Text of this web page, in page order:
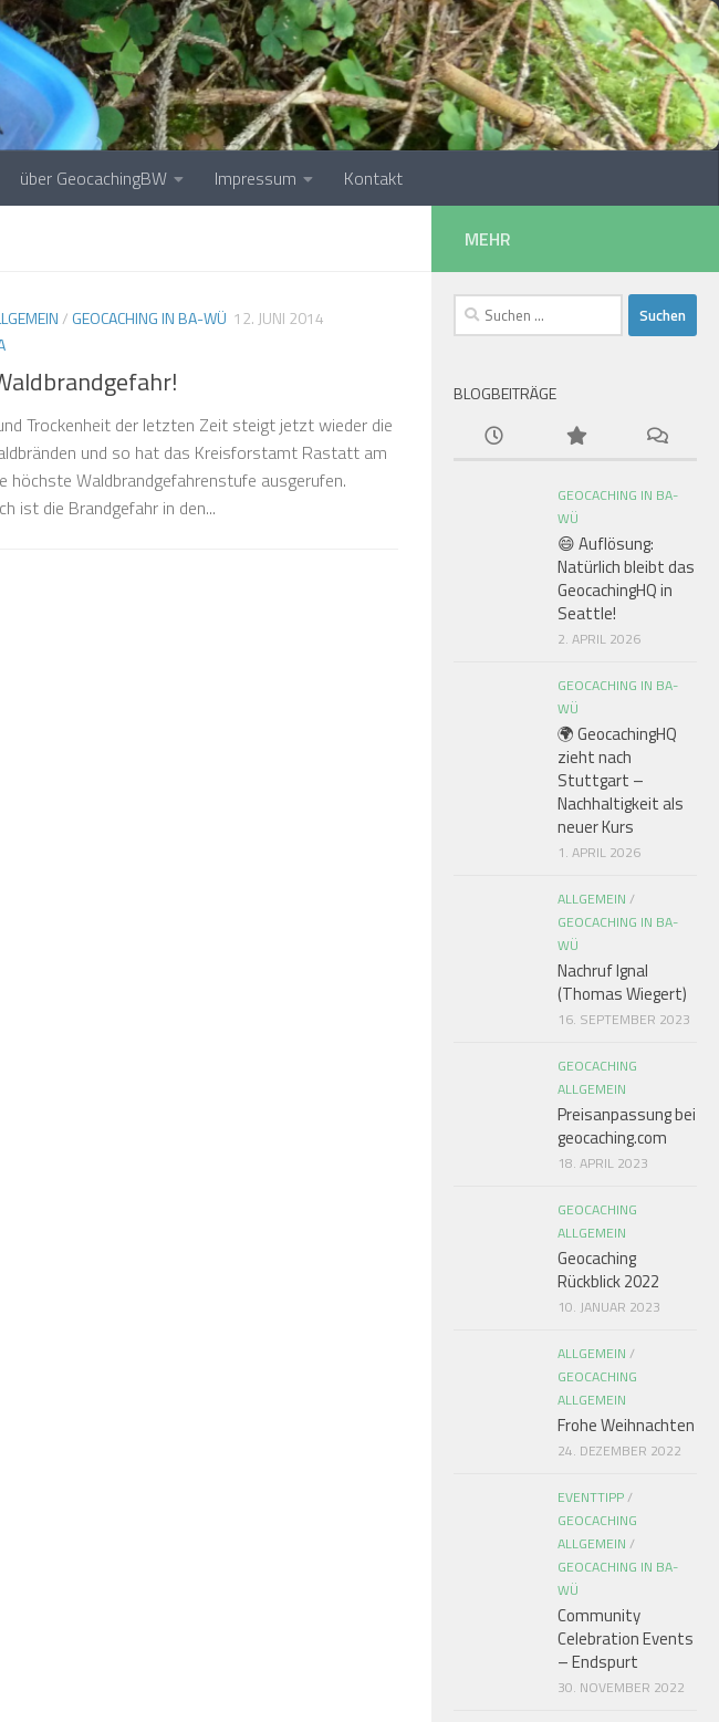
über GeocachingBW Impressum Kontakt
/ GEOCACHING IN BA-WÜ 12. JUNI 2014
Trockenheit der letzten Zeit steigt jetzt wieder die
und so hat das Kreisforstamt Rastatt am
höchste Waldbrandgefahrenstufe ausgerufen.
ist die Brandgefahr in den...
MEHR
Suchen
nach:
BLOGBEITRÄGE
GEOCACHING IN BA-
WÜ
😄 Auflösung:
Natürlich bleibt das
GeocachingHQ in
Seattle!
2. APRIL 2026
GEOCACHING IN BA-
WÜ
🌍 GeocachingHQ
zieht nach
Stuttgart –
Nachhaltigkeit als
neuer Kurs
1. APRIL 2026
ALLGEMEIN /
GEOCACHING IN BA-
WÜ
Nachruf Ignal
(Thomas Wiegert)
16. SEPTEMBER 2023
GEOCACHING
ALLGEMEIN
Preisanpassung bei
geocaching.com
18. APRIL 2023
GEOCACHING
ALLGEMEIN
Geocaching
Rückblick 2022
10. JANUAR 2023
ALLGEMEIN /
GEOCACHING
ALLGEMEIN
Frohe Weihnachten
24. DEZEMBER 2022
EVENTTIPP/
GEOCACHING
ALLGEMEIN /
GEOCACHING IN BA-
WÜ
Community
Celebration Events
– Endspurt
30. NOVEMBER 2022